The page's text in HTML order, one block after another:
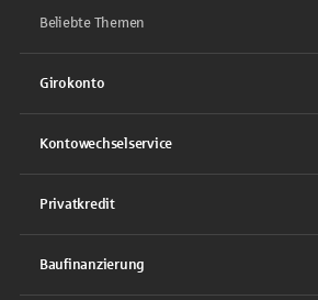
Beliebte Themen
Girokonto
Kontowechselservice
Privatkredit
Baufinanzierung